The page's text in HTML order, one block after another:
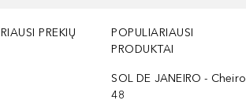
PREKIŲ
POPULIARIAUSI
PRODUKTAI
SOL DE JANEIRO -
48